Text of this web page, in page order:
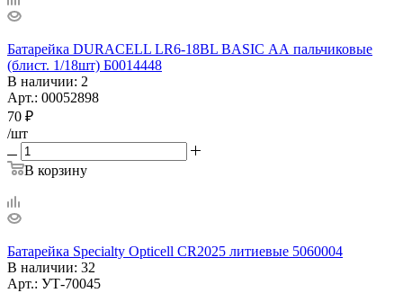
Батарейка DURACELL LR6-18BL BASIC АА пальчиковые
(блист. 1/18шт) Б0014448
В наличии: 2
Арт.: 00052898
70 ₽
/шт
В корзину
Батарейка Specialty Opticell CR2025 литиевые 5060004
В наличии: 32
Арт.: УТ-70045